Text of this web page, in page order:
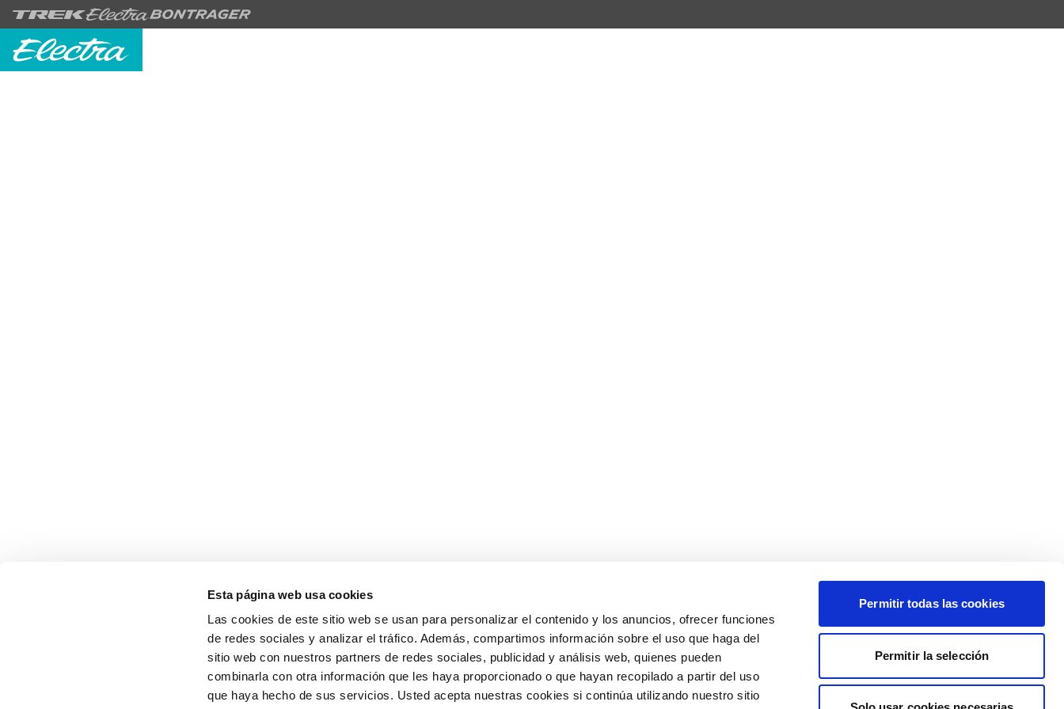
Esta página web usa cookies
Las cookies de este sitio web se usan para personalizar el contenido y los anuncios, ofrecer funciones
de redes sociales y analizar el tráfico. Además, compartimos información sobre el uso que haga del
sitio web con nuestros partners de redes sociales, publicidad y análisis web, quienes pueden
combinarla con otra información que les haya proporcionado o que hayan recopilado a partir del uso
que haya hecho de sus servicios. Usted acepta nuestras cookies si continúa utilizando nuestro sitio
Permitir todas las cookies
Permitir la selección